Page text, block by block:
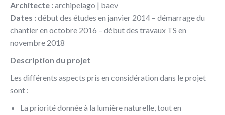
Architecte :archipelago | baev
Dates :début des études en janvier 2014 – démarrage du
chantier en octobre 2016 – début des travaux TS en
novembre 2018
Description du projet
Les différents aspects pris en considération dans le projet
sont :
La priorité donnée à la lumière naturelle, tout en